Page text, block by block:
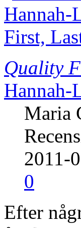
Quality
Hannah-
Maria
2011-
0
Efter